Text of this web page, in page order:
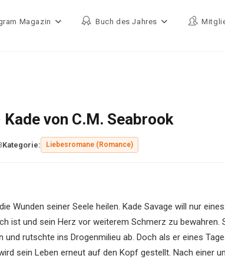
Magazin Buch des Jahres
von C.M. Seabrook
Kategorie: Liebesromane (Romance)
Wunden seiner Seele heilen. Kade Savage will nur
ist und sein Herz vor weiterem Schmerz zu bewahren.
rutschte ins Drogenmilieu ab. Doch als er eines
sein Leben erneut auf den Kopf gestellt. Nach einer